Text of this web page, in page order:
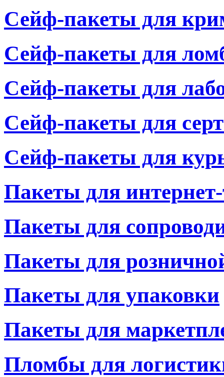
Сейф-пакеты для
Сейф-пакеты для
Сейф-пакеты для
Сейф-пакеты для
Сейф-пакеты для
Пакеты для
Пакеты для
Пакеты для
Пакеты для упаковки
Пакеты для
Пломбы для